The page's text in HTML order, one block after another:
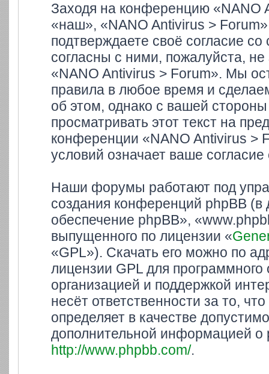
Заходя на конференцию
«наш», «NANO Antivirus >
подтверждаете своё согласие
согласны с ними, пожалуйста,
«NANO Antivirus > Forum». Мы
правила в любое время и
об этом, однако с вашей
просматривать этот текст на
конференции «NANO Antivirus >
условий означает ваше
Наши форумы работают под
создания конференций phpBB
обеспечение phpBB»,
выпущенного по лицензии «
«GPL»). Скачать его можно по
лицензии GPL для
организацией и поддержкой
несёт ответственности за то,
определяет в качестве
дополнительной информацией о
http://www.phpbb.com/.